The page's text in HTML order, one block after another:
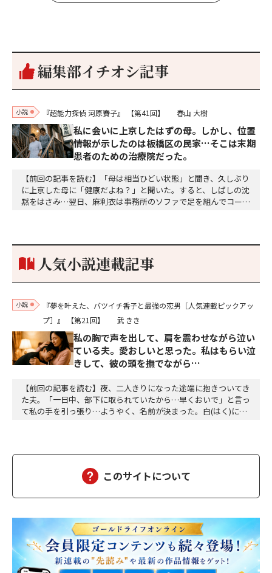
編集部イチオシ記事
小説 『超能力探偵 河原賽子』 【第41回】 春山 大樹
私に会いに上京したはずの母。しかし、位置
情報が示したのは板橋区の民家…そこは末期
患者のための治療院だった。
【前回の記事を読む】「母は相当ひどい状態」と聞き、久しぶり
に上京した母に「健康だよね？」と聞いた。すると、しばしの沈
黙をはさみ…翌日、麻利衣は事務所のソファで足を組んでコーヒ
個のサイコロが握られていた。「やはり私はあなたの超…
人気小説連載記事
小説
『夢を叶えた、バツイチ香子と最強の恋男［人気連載ピックアッ
プ］』
【第21回】 武 きき
私の胸で声を出して、肩を震わせながら泣い
ている夫。愛おしいと思った。私はもらい泣
きして、彼の頭を撫でながら…
【前回の記事を読む】夜、二人きりになった途端に抱きついてき
た夫。「一日中、部下に取られていたから…早くおいで」と言っ
て私の手を引っ張り…ようやく、名前が決まった。白(はく)に決
ふふ」「母さんだって、二個食べただろう」「あら、…
このサイトについて